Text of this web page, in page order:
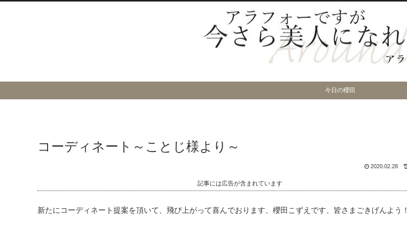
今日の櫻田
コーディネート～ことじ様より～
2020.02.28
記事には広告が含まれています
新たにコーディネート提案を頂いて、飛び上がって喜んでおります、櫻田こずえです、皆さまごきげんよう！